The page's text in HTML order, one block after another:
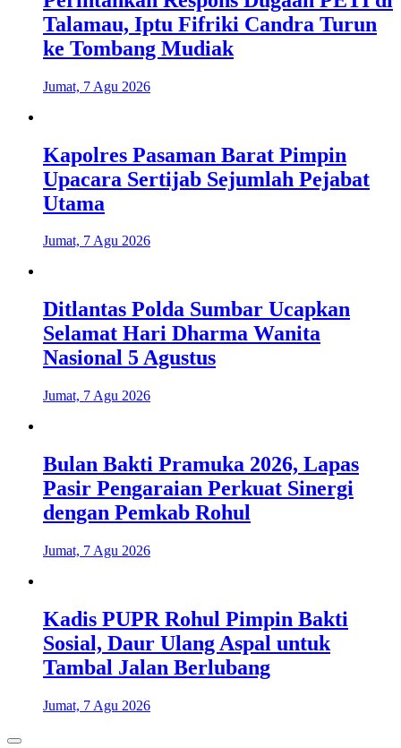
Talamau, Iptu Fifriki Candra Turun
ke Tombang Mudiak
Jumat, 7 Agu 2026
Kapolres Pasaman Barat Pimpin
Upacara Sertijab Sejumlah Pejabat
Utama
Jumat, 7 Agu 2026
Ditlantas Polda Sumbar Ucapkan
Selamat Hari Dharma Wanita
Nasional 5 Agustus
Jumat, 7 Agu 2026
Bulan Bakti Pramuka 2026, Lapas
Pasir Pengaraian Perkuat Sinergi
dengan Pemkab Rohul
Jumat, 7 Agu 2026
Kadis PUPR Rohul Pimpin Bakti
Sosial, Daur Ulang Aspal untuk
Tambal Jalan Berlubang
Jumat, 7 Agu 2026